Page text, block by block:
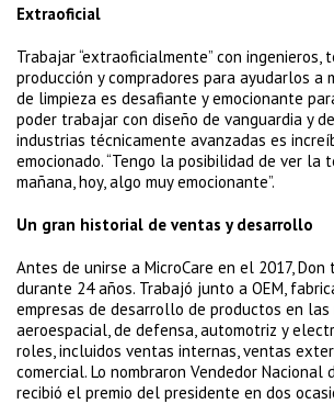
Extraoficial
Trabajar “extraoficialmente” con ingenieros,
producción y compradores para ayudarlos a
de limpieza es desafiante y emocionante
poder trabajar con diseño de vanguardia y
industrias técnicamente avanzadas es
emocionado. “Tengo la posibilidad de ver la
mañana, hoy, algo muy emocionante”.
Un gran historial de ventas y desarrollo
Antes de unirse a MicroCare en el 2017, Don
durante 24 años. Trabajó junto a OEM,
empresas de desarrollo de productos en las
aeroespacial, de defensa, automotriz y
roles, incluidos ventas internas, ventas
comercial. Lo nombraron Vendedor Nacional
recibió el premio del presidente en dos